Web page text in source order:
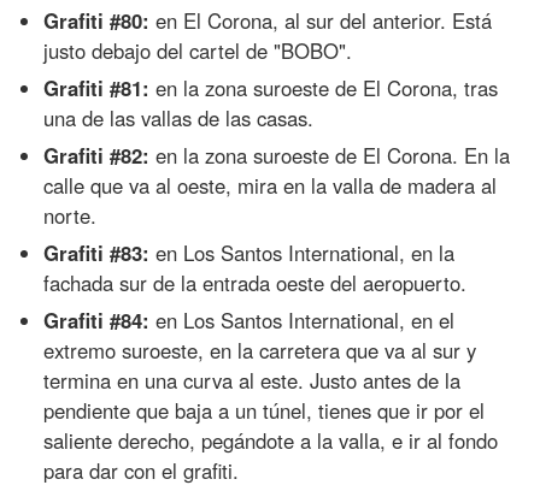
Grafiti #80: en El Corona, al sur del anterior. Está
justo debajo del cartel de "BOBO".
Grafiti #81: en la zona suroeste de El Corona, tras
una de las vallas de las casas.
Grafiti #82: en la zona suroeste de El Corona. En la
calle que va al oeste, mira en la valla de madera al
norte.
Grafiti #83: en Los Santos International, en la
fachada sur de la entrada oeste del aeropuerto.
Grafiti #84: en Los Santos International, en el
extremo suroeste, en la carretera que va al sur y
termina en una curva al este. Justo antes de la
pendiente que baja a un túnel, tienes que ir por el
saliente derecho, pegándote a la valla, e ir al fondo
para dar con el grafiti.